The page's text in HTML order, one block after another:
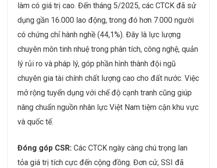
làm có giá trị cao. Đến tháng 5/2025, các CTCK đã sử
dụng gần 16.000 lao động, trong đó hơn 7.000 người
có chứng chỉ hành nghề (44,1%). Đây là lực lượng
chuyên môn tinh nhuệ trong phân tích, công nghệ, quản
lý rủi ro và pháp lý, góp phần hình thành đội ngũ
chuyên gia tài chính chất lượng cao cho đất nước. Việc
mở rộng tuyển dụng với chế độ cạnh tranh cũng giúp
nâng chuẩn nguồn nhân lực Việt Nam tiệm cận khu vực
và quốc tế.
Đóng góp CSR: Các CTCK ngày càng chú trọng lan
tỏa giá trị tích cực đến cộng đồng. Đơn cử, SSI đã